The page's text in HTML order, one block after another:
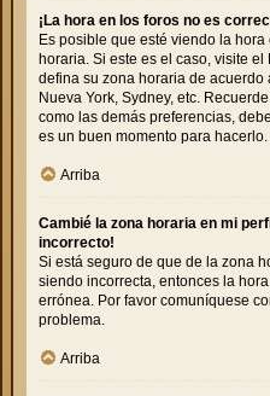
¡La hora en los foros no es
Es posible que esté viendo la
horaria. Si este es el caso, visite
defina su zona horaria de acuerdo
Nueva York, Sydney, etc.
como las demás preferencias,
es un buen momento para hacerlo.
Arriba
Cambié la zona horaria en mi
incorrecto!
Si está seguro de que de la zona
siendo incorrecta, entonces la
errónea. Por favor comuníquese
problema.
Arriba